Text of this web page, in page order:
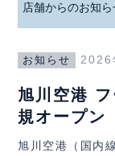
店舗からのお知ら
お知らせ 2026
旭川空港
規オープン
旭川空港（国内